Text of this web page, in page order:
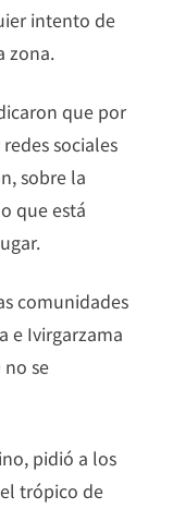
intento de
zona.
que por
sociales
sobre la
que está
comunidades
e Ivirgarzama
no se
pidió a los
trópico de